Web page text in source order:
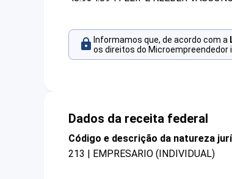
Informamos que, de acordo com a
os direitos do Microempreendedor
Dados da receita federal
Código e descrição da natureza
213 | EMPRESARIO (INDIVIDUAL)